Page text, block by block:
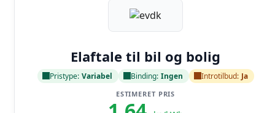
Elaftale til bil og bolig
Pristype: Variabel Binding: Ingen Introtilbud: Ja
ESTIMERET PRIS